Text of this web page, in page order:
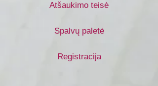
Atšaukimo teisė
Spalvų paletė
Registracija